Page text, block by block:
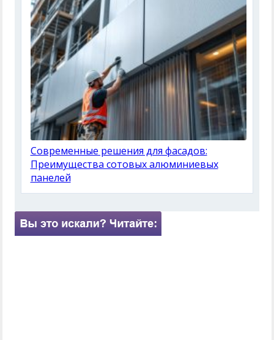
Современные решения для фасадов:
Преимущества сотовых алюминиевых
панелей